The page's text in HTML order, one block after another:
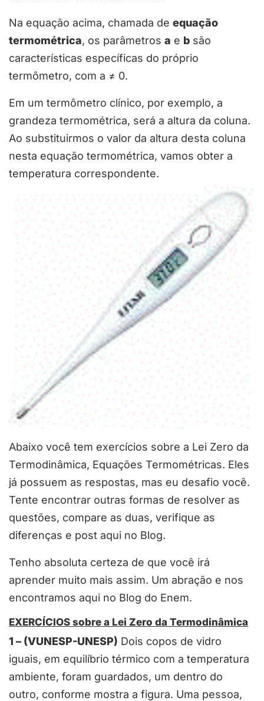
Na equação acima, chamada de equação
termométrica, os parâmetros a e b são
características específicas do próprio
termômetro, com a ≠ 0.
Em um termômetro clínico, por exemplo, a
grandeza termométrica, será a altura da coluna.
Ao substituirmos o valor da altura desta coluna
nesta equação termométrica, vamos obter a
temperatura correspondente.
Abaixo você tem exercícios sobre a Lei Zero da
Termodinâmica, Equações Termométricas. Eles
já possuem as respostas, mas eu desafio você.
Tente encontrar outras formas de resolver as
questões, compare as duas, verifique as
diferenças e post aqui no Blog.
Tenho absoluta certeza de que você irá
aprender muito mais assim. Um abração e nos
encontramos aqui no Blog do Enem.
EXERCÍCIOS sobre a Lei Zero da Termodinâmica
1 – (VUNESP-UNESP) Dois copos de vidro
iguais, em equilíbrio térmico com a temperatura
ambiente, foram guardados, um dentro do
outro, conforme mostra a figura. Uma pessoa,